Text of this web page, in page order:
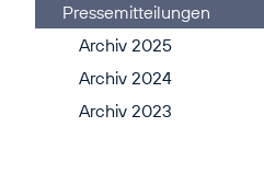
Pressemitteilungen
Archiv 2025
Archiv 2024
Archiv 2023